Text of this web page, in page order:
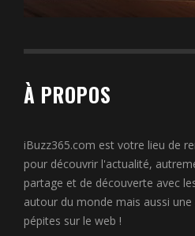
À PROPOS
iBuzz365.com est votre lieu de
pour découvrir l'actualité,
partage et de découverte avec
autour du monde mais aussi
pépites sur le web !